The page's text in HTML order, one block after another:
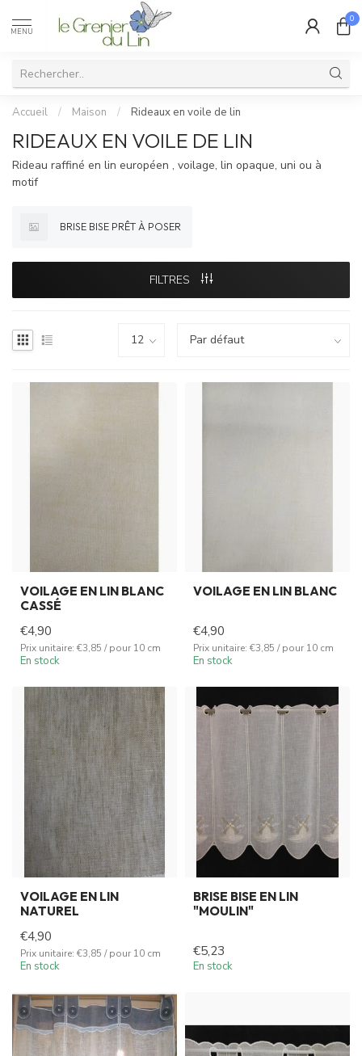
MENU
0
Accueil / Maison / Rideaux en voile de lin
RIDEAUX EN VOILE DE LIN
Rideau raffiné en lin européen , voilage, lin opaque, uni ou à
motif
BRISE BISE PRÊT À POSER
FILTRES
VOILAGE EN LIN BLANC
CASSÉ
€4,90
Prix unitaire: €3,85 / pour 10 cm
En stock
VOILAGE EN LIN BLANC
€4,90
Prix unitaire: €3,85 / pour 10 cm
En stock
VOILAGE EN LIN
NATUREL
€4,90
Prix unitaire: €3,85 / pour 10 cm
En stock
BRISE BISE EN LIN
"MOULIN"
€5,23
En stock